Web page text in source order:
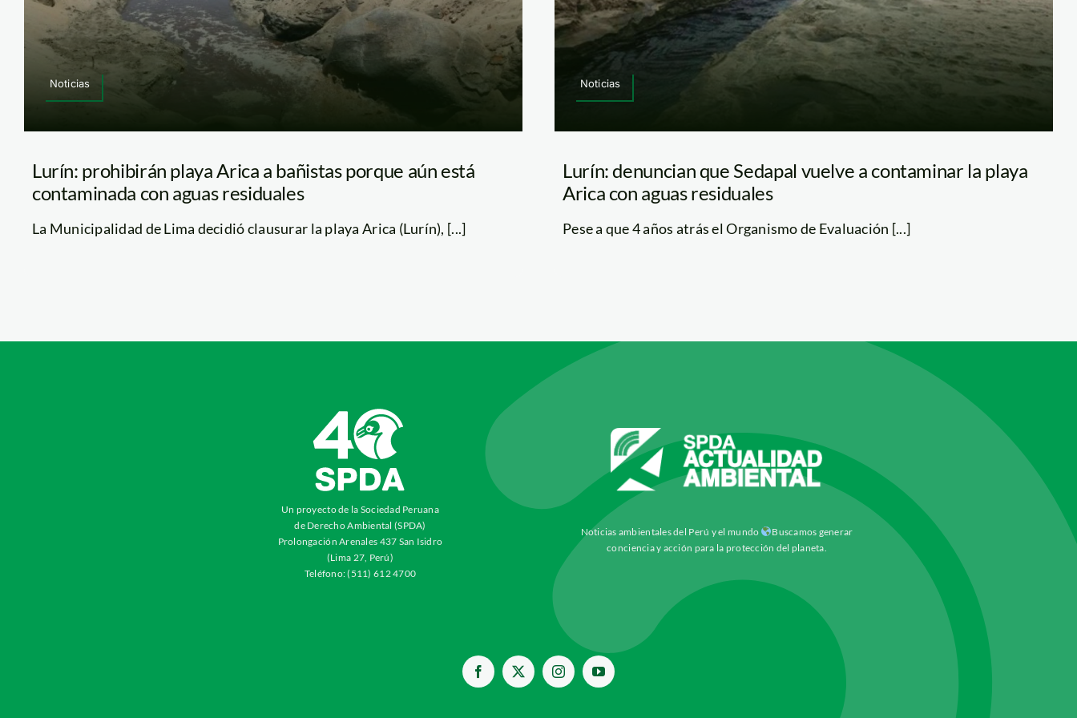
Noticias
Lurín: prohibirán playa Arica a bañistas porque aún está
contaminada con aguas residuales
La Municipalidad de Lima decidió clausurar la playa Arica (Lurín), [...]
Noticias
Lurín: denuncian que Sedapal vuelve a contaminar la playa
Arica con aguas residuales
Pese a que 4 años atrás el Organismo de Evaluación [...]
Un proyecto de la Sociedad Peruana
de Derecho Ambiental (SPDA)
Prolongación Arenales 437 San Isidro
(Lima 27, Perú)
Teléfono: (511) 612 4700
Noticias ambientales del Perú y el mundo
Buscamos generar
conciencia y acción para la protección del planeta.